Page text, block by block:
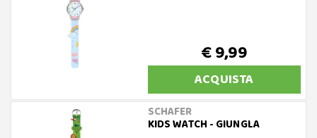
€ 9,99
ACQUISTA
SCHAFER
KIDS WATCH - GIUNGLA